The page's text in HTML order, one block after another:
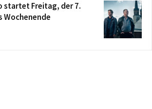
startet Freitag, der 7.
Wochenende